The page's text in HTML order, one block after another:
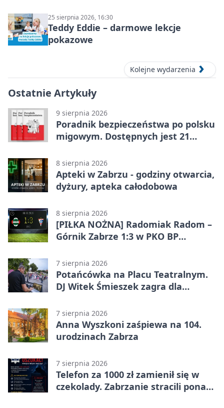
miasta
25 sierpnia 2026, 16:30
Teddy Eddie – darmowe lekcje
pokazowe
Kolejne wydarzenia
Ostatnie Artykuły
9 sierpnia 2026
Poradnik bezpieczeństwa po polsku
migowym. Dostępnych jest 21
8 sierpnia 2026
Apteki w Zabrzu - godziny otwarcia,
dyżury, apteka całodobowa
8 sierpnia 2026
[PIŁKA NOŻNA] Radomiak Radom –
Górnik Zabrze 1:3 w PKO BP
Federico dał zabrzanom zwycięstwo
7 sierpnia 2026
Potańcówka na Placu Teatralnym.
DJ Witek Śmieszek zagra dla
7 sierpnia 2026
Anna Wyszkoni zaśpiewa na 104.
urodzinach Zabrza
7 sierpnia 2026
Telefon za 1000 zł zamienił się w
czekolady. Zabrzanie stracili ponad